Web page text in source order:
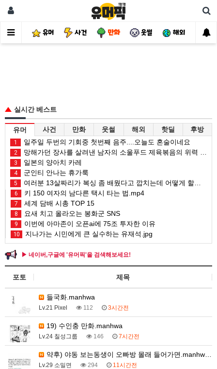
유머 사건 만화 웃썰 해외 핫
실시간 베스트
유머 사건 만화 웃썰 해외 핫딜 후방
1 일주일 두번의 기회중 첫번째 음주....오늘도 혼술이네요
2 망해가던 장사를 살려낸 남자의 소울푸드 제육볶음의 위력 ㅋㅋ
3 일본의 양아치 카레
4 군인티 안나는 휴가룩
5 여러분 13살짜리가 복싱 좀 배웠다고 깝치는데 어떻게 할까요?
6 키 150 여자의 남다른 택시 타는 법.mp4
7 세계 담배 시총 TOP 15
8 요새 치고 올라오는 봉화군 SNS
9 이번에 아마존이 오픈ai에 75조 투자한 이유
10 지나가는 시민에게 큰 실수하는 유재석.jpg
▶ 네이버,구글에 '유머픽'을 검색해보세요!
포토 제목
들국화.manhwa
Lv.21 Pixel 112 3시간전
19) 수인충 만화.manhwa
Lv.24 칠성그룹 146 7시간전
약후) 야동 보는동생이 오빠방 몰래 들어가면.manhw…
Lv.29 소밀면 294 11시간전